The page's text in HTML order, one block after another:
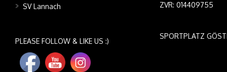
SV Lannach
PLEASE FOLLOW & LIKE US :)
ZVR: 014409755
SPORTPLATZ